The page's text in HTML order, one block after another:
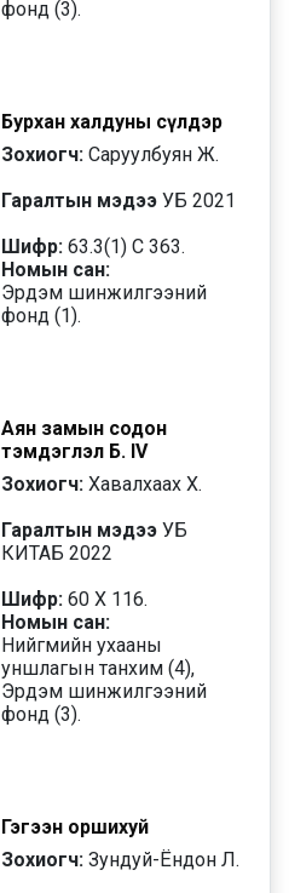
фонд (3).
Бурхан халдуны сүлдэр
Зохиогч: Саруулбуян Ж.
Гаралтын мэдээ УБ 2021
Шифр: 63.3(1) С 363.
Номын сан:
Эрдэм шинжилгээний
фонд (1).
Аян замын содон
тэмдэглэл Б. IV
Зохиогч: Хавалхаах Х.
Гаралтын мэдээ УБ
КИТАБ 2022
Шифр: 60 Х 116.
Номын сан:
Нийгмийн ухааны
уншлагын танхим (4),
Эрдэм шинжилгээний
фонд (3).
Гэгээн оршихуй
Зохиогч: Зундуй-Ёндон Л.